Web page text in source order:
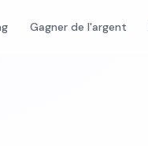
Gagner de l'argent